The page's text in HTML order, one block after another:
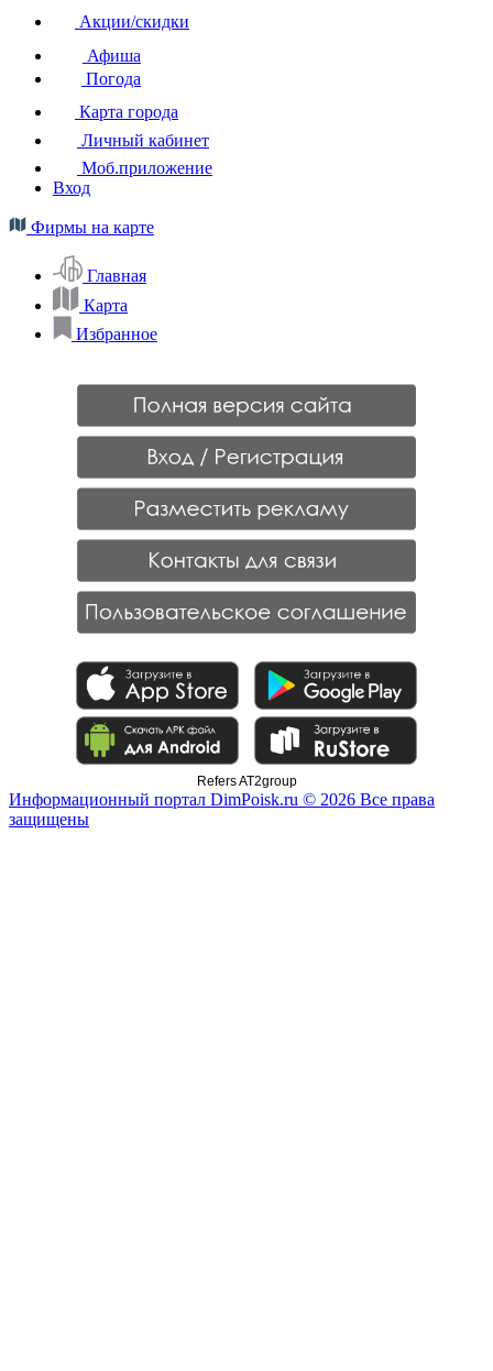
Акции/скидки
Афиша
Погода
Карта города
Личный кабинет
Моб.приложение
Вход
Фирмы на карте
Главная
Карта
Избранное
Refers AT2group
Информационный портал DimPoisk.ru © 2026 Все права
защищены